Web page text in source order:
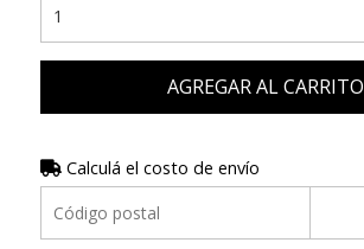
AGREGAR AL CARRITO
Calculá el costo de envío